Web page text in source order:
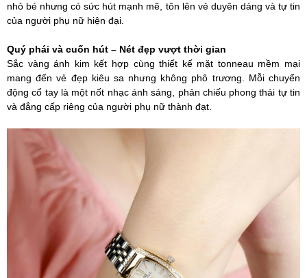
nhỏ bé nhưng có sức hút mạnh mẽ, tôn lên vẻ duyên dáng và tự tin
của người phụ nữ hiện đại.
Quý phái và cuốn hút – Nét đẹp vượt thời gian
Sắc vàng ánh kim kết hợp cùng thiết kế mặt tonneau mềm mại
mang đến vẻ đẹp kiêu sa nhưng không phô trương. Mỗi chuyển
động cổ tay là một nốt nhạc ánh sáng, phản chiếu phong thái tự tin
và đẳng cấp riêng của người phụ nữ thành đạt.